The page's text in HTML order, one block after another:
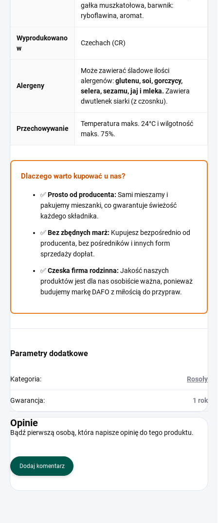
gałka muszkatołowa, barwnik:
ryboflawina, aromat.
Wyprodukowano
w
Czechach (CR)
Alergeny
Może zawierać śladowe ilości
alergenów:glutenu, soi, gorczycy,
selera, sezamu, jaj i mleka. Zawiera
dwutlenek siarki (z czosnku).
Przechowywanie
Temperatura maks. 24°C i wilgotność
maks. 75%.
Dlaczego warto kupować u nas?
✅Prosto od producenta: Sami mieszamy i
pakujemy mieszanki, co gwarantuje świeżość
każdego składnika.
✅Bez zbędnych marż: Kupujesz bezpośrednio od
producenta, bez pośredników i innych form
sprzedaży dopłat.
✅Czeska firma rodzinna: Jakość naszych
produktów jest dla nas osobiście ważna, ponieważ
budujemy markę DAFO z miłością do przypraw.
Parametry dodatkowe
Kategoria: Rosoły
Gwarancja: 1 rok
Opinie
Bądź pierwszą osobą, która napisze opinię do tego produktu.
Dodaj komentarz